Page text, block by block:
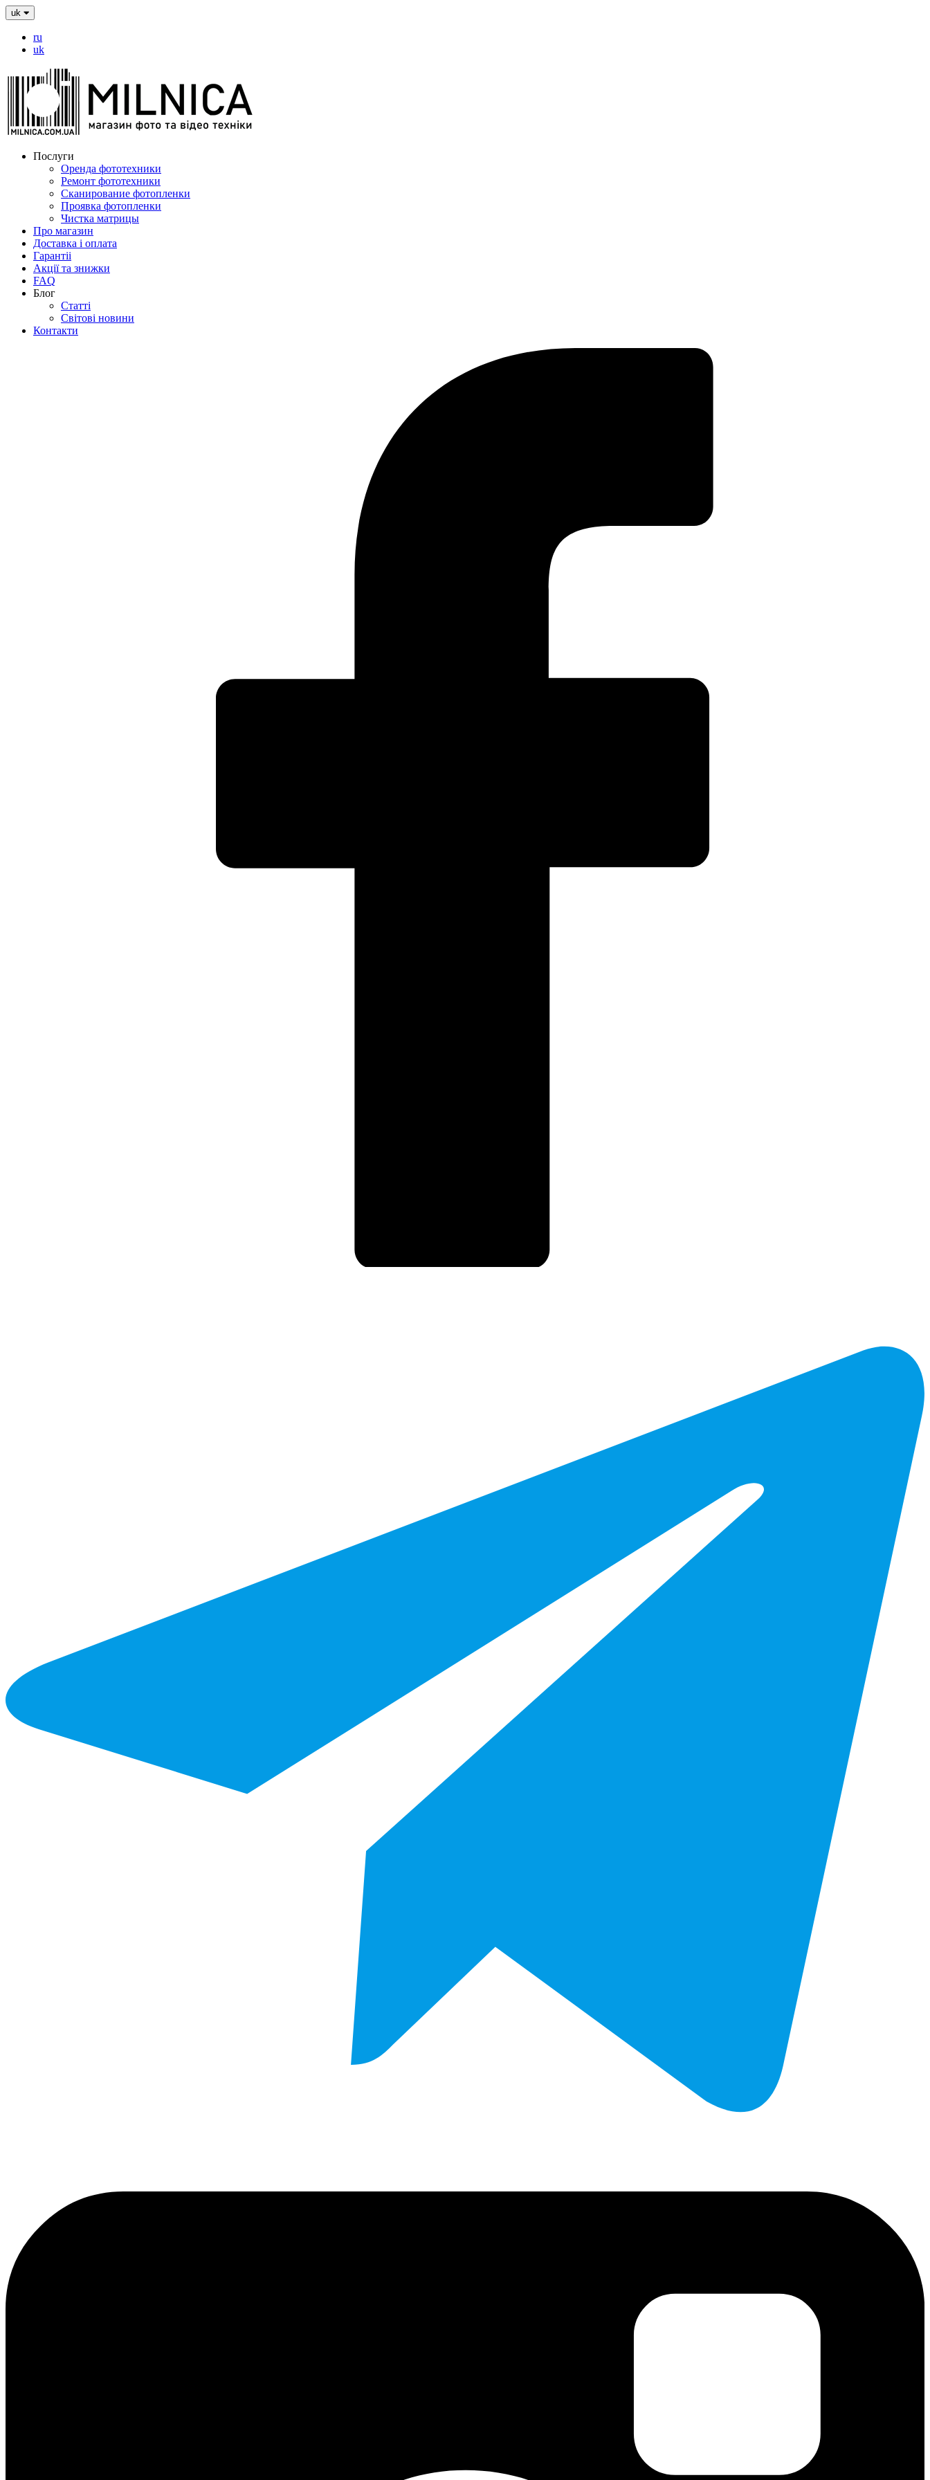
uk
ru
uk
Послуги
Оренда фототехники
Ремонт фототехники
Сканирование фотопленки
Проявка фотопленки
Чистка матрицы
Про магазин
Доставка і оплата
Гарантіі
Акції та знижки
FAQ
Блог
Статті
Світові новини
Контакти